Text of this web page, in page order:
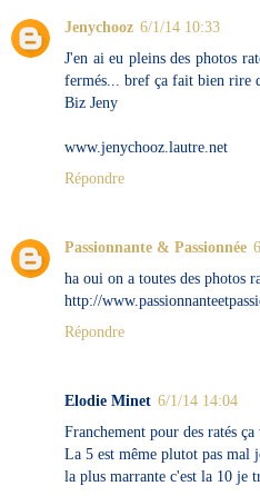
Jenychooz 6/1/14 10:33
J'en ai eu pleins des photos
fermés... bref ça fait bien rire
Biz Jeny
www.jenychooz.lautre.net
Répondre
Passionnante & Passionnée
ha oui on a toutes des photos
http://
Répondre
Elodie Minet 6/1/14 14:04
Franchement pour des ratés
La 5 est même plutot pas mal
la plus marrante c'est la 10 je